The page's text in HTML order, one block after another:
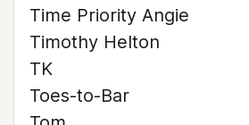
Time Priority Angie
Timothy Helton
TK
Toes-to-Bar